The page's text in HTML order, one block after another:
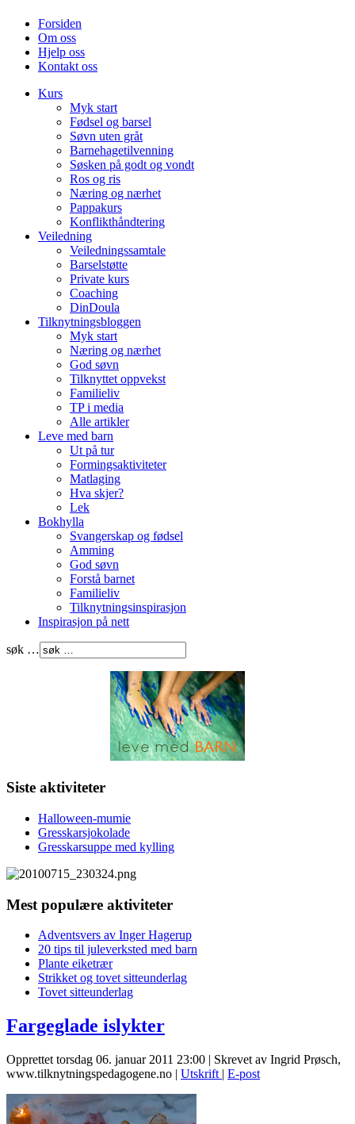
Forsiden
Om oss
Hjelp oss
Kontakt oss
Kurs
Myk start
Fødsel og barsel
Søvn uten gråt
Barnehagetilvenning
Søsken på godt og vondt
Ros og ris
Næring og nærhet
Pappakurs
Konflikthåndtering
Veiledning
Veiledningssamtale
Barselstøtte
Private kurs
Coaching
DinDoula
Tilknytningsbloggen
Myk start
Næring og nærhet
God søvn
Tilknyttet oppvekst
Familieliv
TP i media
Alle artikler
Leve med barn
Ut på tur
Formingsaktiviteter
Matlaging
Hva skjer?
Lek
Bokhylla
Svangerskap og fødsel
Amming
God søvn
Forstå barnet
Familieliv
Tilknytningsinspirasjon
Inspirasjon på nett
søk …
Siste aktiviteter
Halloween-mumie
Gresskarsjokolade
Gresskarsuppe med kylling
Mest populære aktiviteter
Adventsvers av Inger Hagerup
20 tips til juleverksted med barn
Plante eiketrær
Strikket og tovet sitteunderlag
Tovet sitteunderlag
Fargeglade islykter
Opprettet torsdag 06. januar 2011 23:00 | Skrevet av Ingrid Prøsch,
www.tilknytningspedagogene.no | Utskrift | E-post